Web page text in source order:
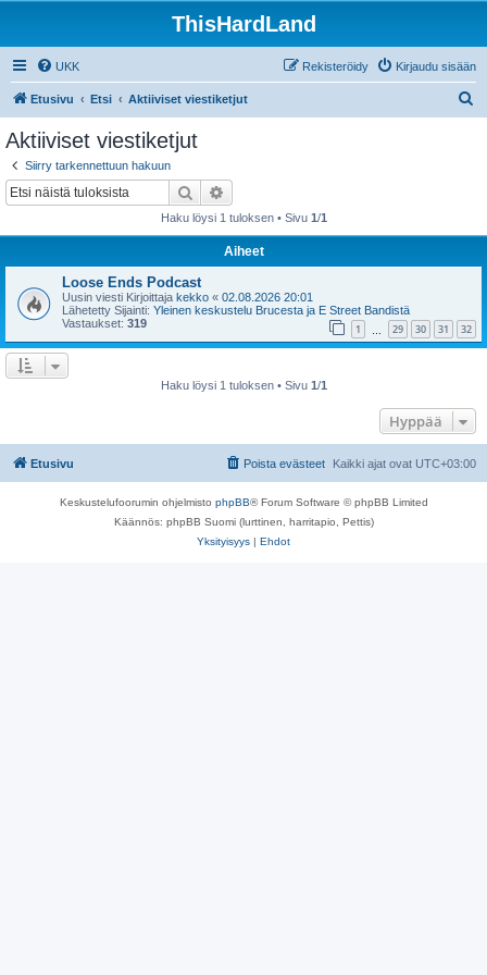
ThisHardLand
UKK Kirjaudu sisään
Rekisteröidy
Etusivu Etsi Aktiiviset viestiketjut
Aktiiviset viestiketjut
Siirry tarkennettuun hakuun
Etsi
Haku löysi 1 tuloksen • Sivu 1/1
Aiheet
Loose Ends Podcast
Uusin viesti Kirjoittaja kekko « 02.08.2026 20:01
Lähetetty Sijainti: Yleinen keskustelu Brucesta ja E Street Bandistä
Vastaukset: 319 1 29 30 31 32
Haku löysi 1 tuloksen • Sivu 1/1
Hyppää
Etusivu Kaikki ajat ovat UTC+03:00
Poista evästeet
Keskustelufoorumin ohjelmisto phpBB® Forum Software © phpBB Limited
Käännös: phpBB Suomi (lurttinen, harritapio, Pettis)
Yksityisyys | Ehdot